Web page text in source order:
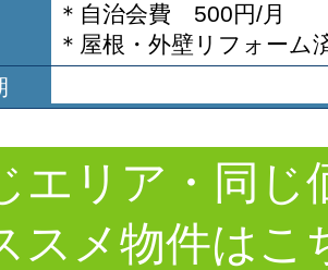
＊自治会費 500円/月
＊屋根・外壁リフォーム
エリア・同じ
スメ物件はこ